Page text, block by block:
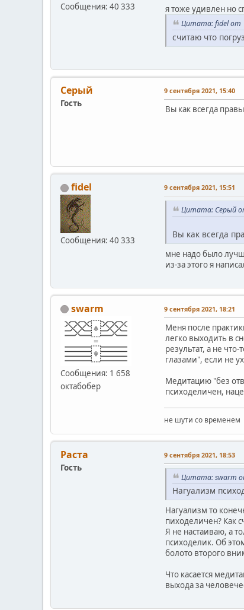
Сообщения: 40 333 я тоже удивлен но
Цитата: fidel от
считаю что
Серый
Гость
9 сентября 2021, 15:40
Вы как всегда
fidel
Сообщения: 40 333
9 сентября 2021, 15:51
Цитата: Серый
Вы как всегда
мне надо было
из-за этого я
swarm
Сообщения: 1 658
октабобер
9 сентября 2021, 18:21
Меня после
легко выходить в
результат, а не
глазами", если не
Медитацию "без
психоделичен,
не шути со временем
Раста
Гость
9 сентября 2021, 18:53
Цитата: swarm
Нагуализм
Нагуализм то
пиходеличен? Как
Я не настаиваю, а
психоделик. Об
болото второго
Что касается
выхода за